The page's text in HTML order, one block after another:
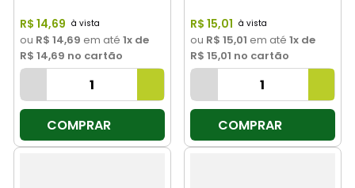
R$ 14,69
ou R$ 14,69 em até 1x de
R$ 14,69 no cartão
COMPRAR
R$ 15,01
ou R$ 15,01 em até 1x de
R$ 15,01 no cartão
COMPRAR